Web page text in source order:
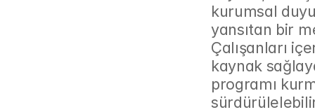
kurumsal
yansıtan bir
Çalışanları
kaynak
programı